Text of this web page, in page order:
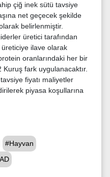
çiğ inek sütü tavsiye
net geçecek şekilde
belirlenmiştir.
üretici tarafından
üreticiye ilave olarak
oranlarındaki her bir
fark uygulanacaktır.
fiyatı maliyetler
piyasa koşullarına
#Hayvan